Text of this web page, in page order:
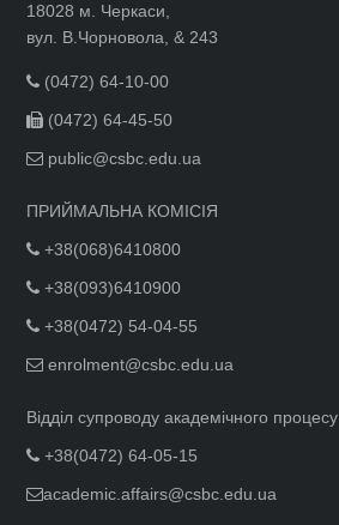
18028 м. Черкаси,
вул. В.Чорновола, & 243
(0472) 64-10-00
(0472) 64-45-50
public@csbc.edu.ua
ПРИЙМАЛЬНА КОМІСІЯ
+38(068)6410800
+38(093)6410900
+38(0472) 54-04-55
enrolment@csbc.edu.ua
Відділ супроводу академічного процесу
+38(0472) 64-05-15
academic.affairs@csbc.edu.ua